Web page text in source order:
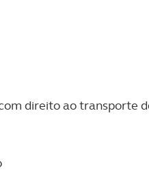
direito ao transporte